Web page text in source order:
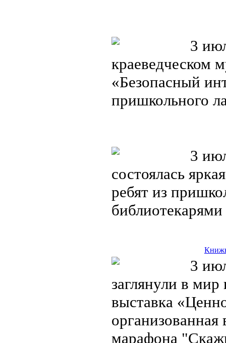
3
краеведческом
«Безопасный
пришкольного
3
состоялась
ребят из
3
заглянули в
выставка
марафона